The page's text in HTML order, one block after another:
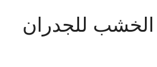
للجدران